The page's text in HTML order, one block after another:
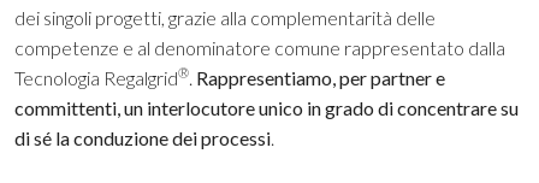
dei singoli progetti, grazie alla complementarità delle
competenze e al denominatore comune rappresentato dalla
Tecnologia Regalgrid® Rappresentiamo, per partner e
committenti, un interlocutore unico in grado di concentrare su
di sé la conduzione dei processi